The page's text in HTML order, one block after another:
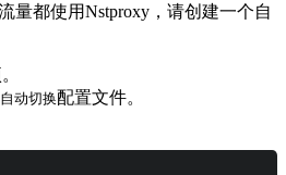
量都使用Nstproxy，请创建一个自
自动切换配置文件。